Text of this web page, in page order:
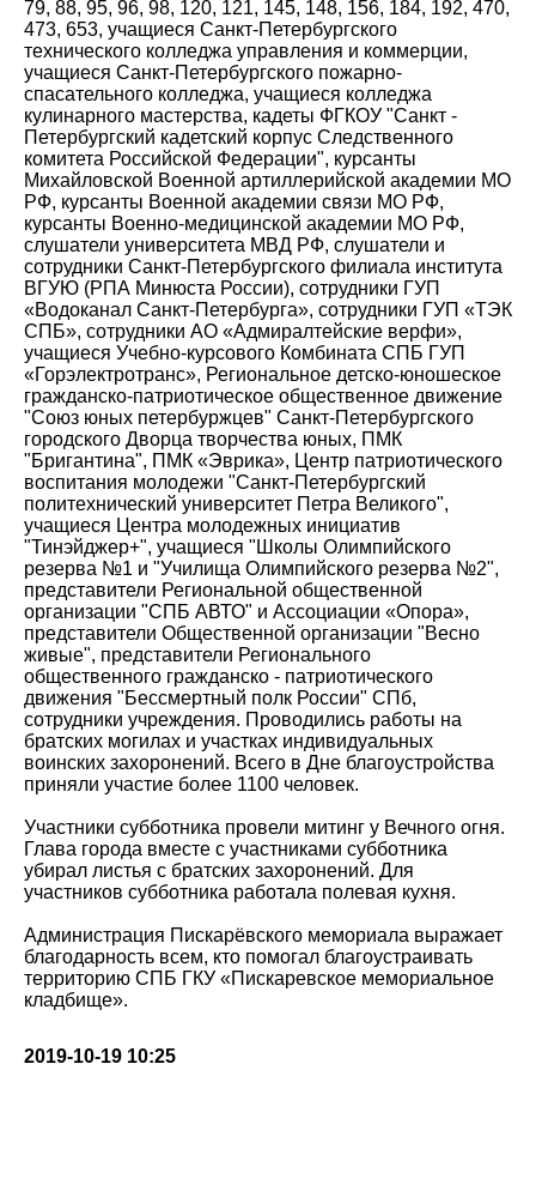
79, 88, 95, 96, 98, 120, 121, 145, 148, 156, 184, 192, 470,
473, 653, учащиеся Санкт-Петербургского
технического колледжа управления и коммерции,
учащиеся Санкт-Петербургского пожарно-
спасательного колледжа, учащиеся колледжа
кулинарного мастерства, кадеты ФГКОУ "Санкт -
Петербургский кадетский корпус Следственного
комитета Российской Федерации", курсанты
Михайловской Военной артиллерийской академии МО
РФ, курсанты Военной академии связи МО РФ,
курсанты Военно-медицинской академии МО РФ,
слушатели университета МВД РФ, слушатели и
сотрудники Санкт-Петербургского филиала института
ВГУЮ (РПА Минюста России), сотрудники ГУП
«Водоканал Санкт-Петербурга», сотрудники ГУП «ТЭК
СПБ», сотрудники АО «Адмиралтейские верфи»,
учащиеся Учебно-курсового Комбината СПБ ГУП
«Горэлектротранс», Региональное детско-юношеское
гражданско-патриотическое общественное движение
"Союз юных петербуржцев" Санкт-Петербургского
городского Дворца творчества юных, ПМК
"Бригантина", ПМК «Эврика», Центр патриотического
воспитания молодежи "Санкт-Петербургский
политехнический университет Петра Великого",
учащиеся Центра молодежных инициатив
"Тинэйджер+", учащиеся "Школы Олимпийского
резерва №1 и "Училища Олимпийского резерва №2",
представители Региональной общественной
организации "СПБ АВТО" и Ассоциации «Опора»,
представители Общественной организации "Весно
живые", представители Регионального
общественного гражданско - патриотического
движения "Бессмертный полк России" СПб,
сотрудники учреждения. Проводились работы на
братских могилах и участках индивидуальных
воинских захоронений. Всего в Дне благоустройства
приняли участие более 1100 человек.
Участники субботника провели митинг у Вечного огня.
Глава города вместе с участниками субботника
убирал листья с братских захоронений. Для
участников субботника работала полевая кухня.
Администрация Пискарёвского мемориала выражает
благодарность всем, кто помогал благоустраивать
территорию СПБ ГКУ «Пискаревское мемориальное
кладбище».
2019-10-19 10:25